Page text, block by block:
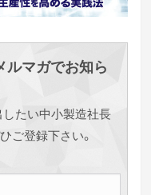
マガでお知ら
たい中小製造社長
ご登録下さい。